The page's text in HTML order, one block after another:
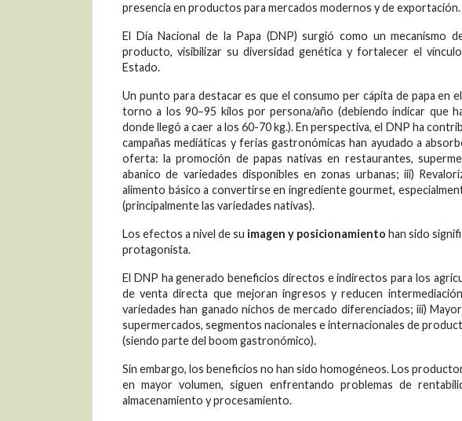
presencia en productos para mercados modernos y de exportación.
El Día Nacional de la Papa (DNP) surgió como un mecanismo
producto, visibilizar su diversidad genética y fortalecer el
Estado.
Un punto para destacar es que el consumo per cápita de papa en
torno a los 90–95 kilos por persona/año (debiendo indicar que
donde llegó a caer a los 60-70 kg.). En perspectiva, el DNP ha
campañas mediáticas y ferias gastronómicas han ayudado a
oferta: la promoción de papas nativas en restaurantes,
abanico de variedades disponibles en zonas urbanas; iii)
alimento básico a convertirse en ingrediente gourmet,
(principalmente las variedades nativas).
Los efectos a nivel de su imagen y posicionamiento han sido
protagonista.
El DNP ha generado beneficios directos e indirectos para los
de venta directa que mejoran ingresos y reducen
variedades han ganado nichos de mercado diferenciados; iii)
supermercados, segmentos nacionales e internacionales de
(siendo parte del boom gastronómico).
Sin embargo, los beneficios no han sido homogéneos. Los
en mayor volumen, siguen enfrentando problemas de
almacenamiento y procesamiento.